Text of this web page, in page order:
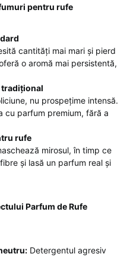
pentru rufe
cantități mai mari și pierd
o aromă mai persistentă,
tradițional
nu prospețime intensă.
cu parfum premium, fără a
rufe
mirosul, în timp ce
și lasă un parfum real și
Parfum de Rufe
Detergentul agresiv